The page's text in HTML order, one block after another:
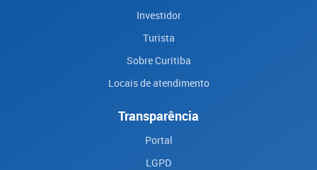
Investidor
Turista
Sobre Curitiba
Locais de atendimento
Transparência
Portal
LGPD